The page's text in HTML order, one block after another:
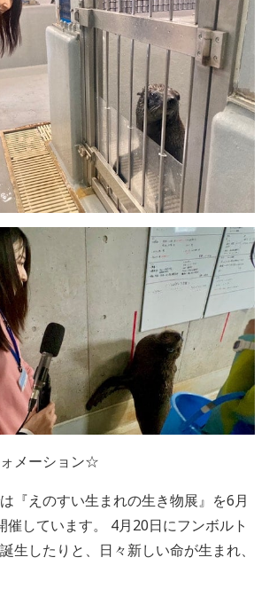
メーション☆
『えのすい生まれの生き物展』を6月
催しています。 4月20日にフンボルト
生したりと、日々新しい命が生まれ、